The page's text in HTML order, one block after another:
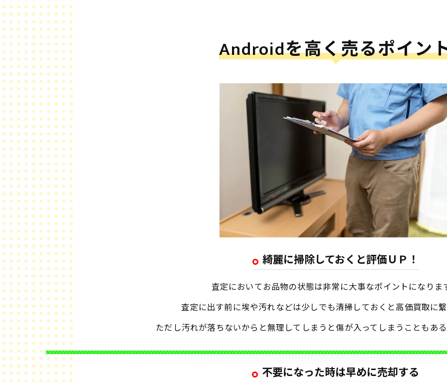
Androidを高く売るポイン
綺麗に掃除しておくと評価ＵＰ！
査定においてお品物の状態は非常に大事なポイントになりま
査定に出す前に埃や汚れなどは少しでも清掃しておくと高価買取に
ただし汚れが落ちないからと無理してしまうと傷が入ってしまうこともあ
不要になった時は早めに売却する